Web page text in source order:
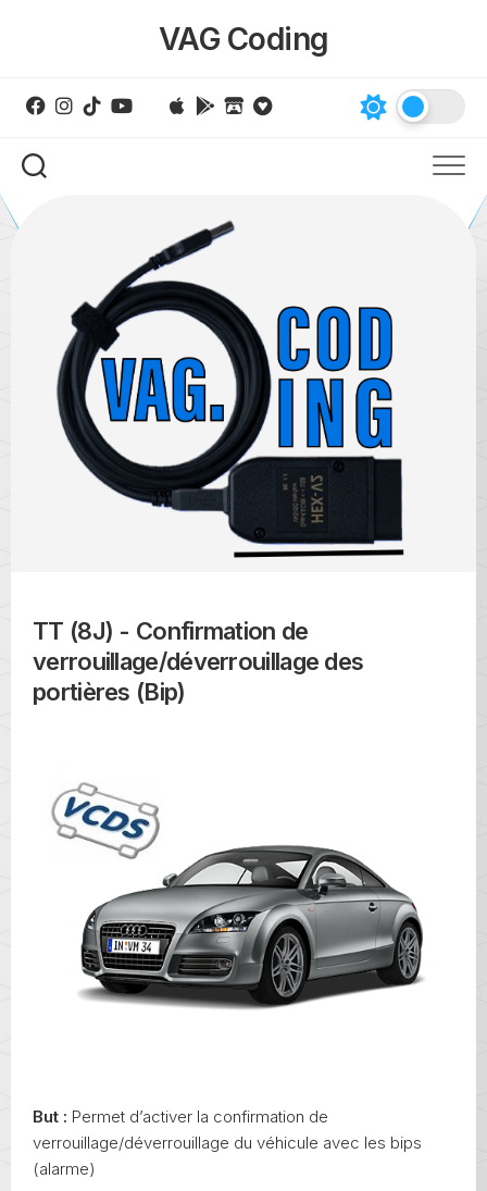
VAG Coding
TT (8J) - Confirmation de
verrouillage/déverrouillage des
portières (Bip)
But : Permet d’activer la confirmation de
verrouillage/déverrouillage du véhicule avec les bips
(alarme)